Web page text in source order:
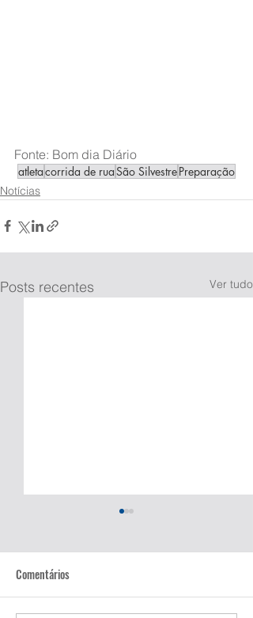
Fonte: Bom dia Diário
atletacorrida de ruaSão SilvestrePreparação
Notícias
Posts recentes Ver tudo
Comentários